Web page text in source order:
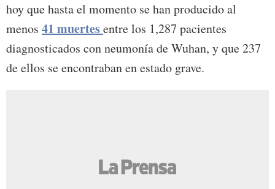
hoy que hasta el momento se han producido al
menos 41 muertesentre los 1,287 pacientes
diagnosticados con neumonía de Wuhan, y que 237
de ellos se encontraban en estado grave.